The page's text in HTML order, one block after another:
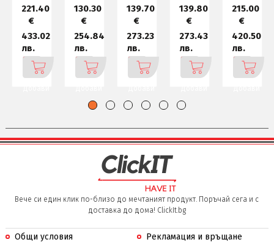
130.30
254.84
лв.
139.70
273.23
лв.
139.80
273.43
лв.
215.00
420.50
лв.
101.80
199.10
лв.
Вече си един клик по-близо до мечтаният продукт. Поръчай сега и с
доставка до дома! ClickIt.bg
Общи условия
Рекламация и връщане